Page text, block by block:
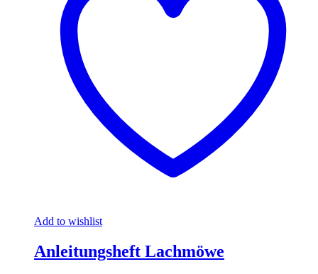
Add to wishlist
Anleitungsheft Lachmöwe